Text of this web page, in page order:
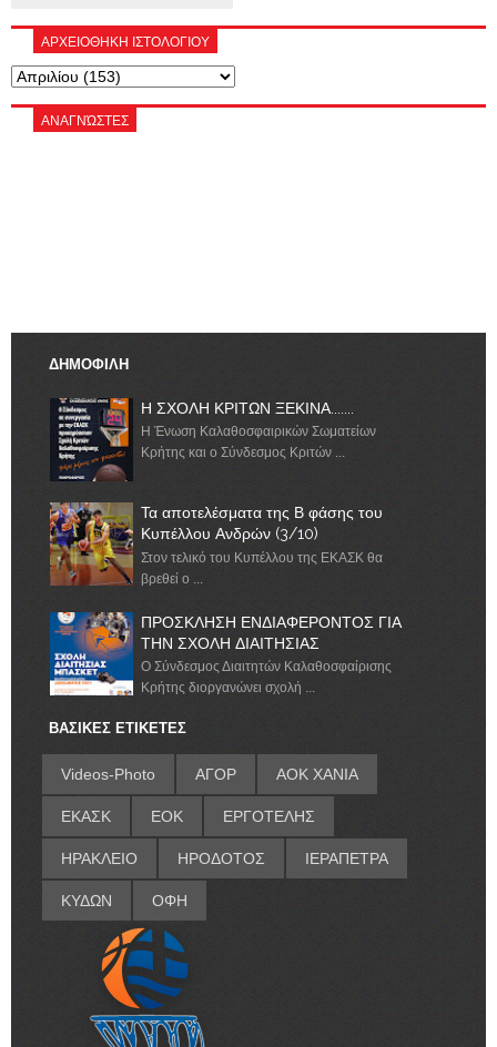
ΑΡΧΕΙΟΘΗΚΗ ΙΣΤΟΛΟΓΙΟΥ
ΑΝΑΓΝΏΣΤΕΣ
ΔΗΜΟΦΙΛΗ
Η ΣΧΟΛΗ ΚΡΙΤΩΝ ΞΕΚΙΝΑ.......
Η Ένωση Καλαθοσφαιρικών Σωματείων
Κρήτης και ο Σύνδεσμος Κριτών ...
Τα αποτελέσματα της Β φάσης του
Κυπέλλου Ανδρών (3/10)
Στον τελικό του Κυπέλλου της ΕΚΑΣΚ θα
βρεθεί ο ...
ΠΡΟΣΚΛΗΣΗ ΕΝΔΙΑΦΕΡΟΝΤΟΣ ΓΙΑ
ΤΗΝ ΣΧΟΛΗ ΔΙΑΙΤΗΣΙΑΣ
Ο Σύνδεσμος Διαιτητών Καλαθοσφαίρισης
Κρήτης διοργανώνει σχολή ...
ΒΑΣΙΚΕΣ ΕΤΙΚΕΤΕΣ
Videos-Photo ΑΓΟΡ ΑΟΚ ΧΑΝΙΑ
ΕΚΑΣΚ ΕΟΚ ΕΡΓΟΤΕΛΗΣ
ΗΡΑΚΛΕΙΟ ΗΡΟΔΟΤΟΣ ΙΕΡΑΠΕΤΡΑ
ΚΥΔΩΝ ΟΦΗ